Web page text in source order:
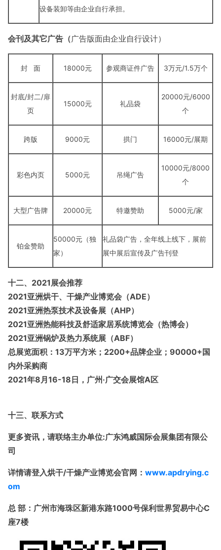
设备装卸等由企业自行承担。
会刊及其它广告 （广告版面由企业自行设计）
封 面 18000元 参观商证件广告 3万元/1.5万个
封底/封二/扉
页
15000元 礼品袋
20000元/6000
个
跨版 9000元 拱门 16000元/展期
彩色内页 5000元 吊绳广告
10000元/8000
个
大型广告牌 20000元 特邀赞助 5000元/家
铂金赞助
50000元（独
家）
礼品袋广告，全年线上线下，展前
展中展后宣传及广告刊登
十二、 2021展会推荐
2021亚洲烘干、干燥产业博览会（ADE）
2021亚洲热泵技术及设备展（AHP）
2021亚洲热能科技及舒适家居系统博览会（热博会）
2021亚洲锅炉及热力系统展（ABF）
总展览面积：13万平方米；2200+品牌企业；90000+国
内外采购商
2021年8月16-18日，广州·广交会展馆A区
十三、联系方式
更多资讯，请联络主办单位:广东鸿威国际会展集团有限公
司
详情请登入烘干/干燥产业博览会官网： www.apdrying.c
om
总 部：广州市海珠区新港东路1000号保利世界贸易中心C
座7楼